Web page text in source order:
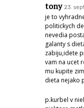
tony 23.
je to
politickych
nevedia
galanty s
zabiju,idete
vam na ucet
mu kupite
dieta nejako
p.kurbel v